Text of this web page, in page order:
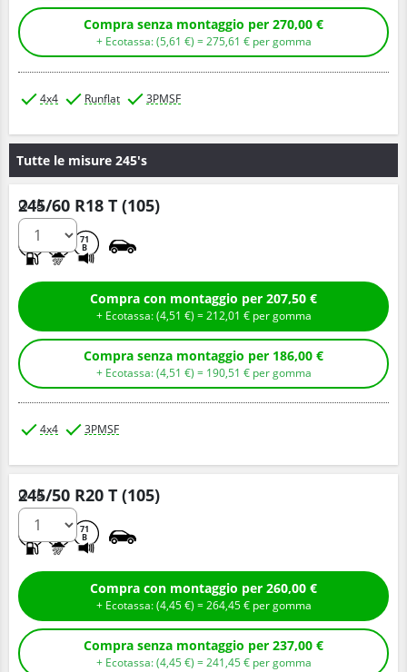
Compra senza montaggio per 270,00 €
+ Ecotassa: (5,61 € ) =275,61 € per gomma
4x4 Runflat 3PMSF
Tutte le misure 245's
245/60 R18 T (105)
71
B
Q.tà
Compra con montaggio per 207,50 €
+ Ecotassa: (4,51 € ) =212,01 € per gomma
Compra senza montaggio per 186,00 €
+ Ecotassa: (4,51 € ) = 190,51 € per gomma
4x4 3PMSF
245/50 R20 T (105)
71
B
Q.tà
Compra con montaggio per 260,00 €
+ Ecotassa: (4,45€ ) =264,45€ per gomma
Compra senza montaggio per 237,00 €
+ Ecotassa: (4,45€ ) =241,45€ per gomma